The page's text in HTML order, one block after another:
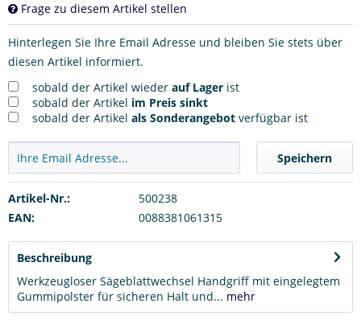
Frage zu diesem Artikel stellen
Hinterlegen Sie Ihre Email Adresse und bleiben Sie stets über
diesen Artikel informiert.
sobald der Artikel wieder auf Lager ist
sobald der Artikel im Preis sinkt
sobald der Artikel als Sonderangebot verfügbar ist
Speichern
Artikel-Nr.:
500238
EAN:
0088381061315
Beschreibung
Werkzeugloser Sägeblattwechsel Handgriff mit eingelegtem
Gummipolster für sicheren Halt und... mehr